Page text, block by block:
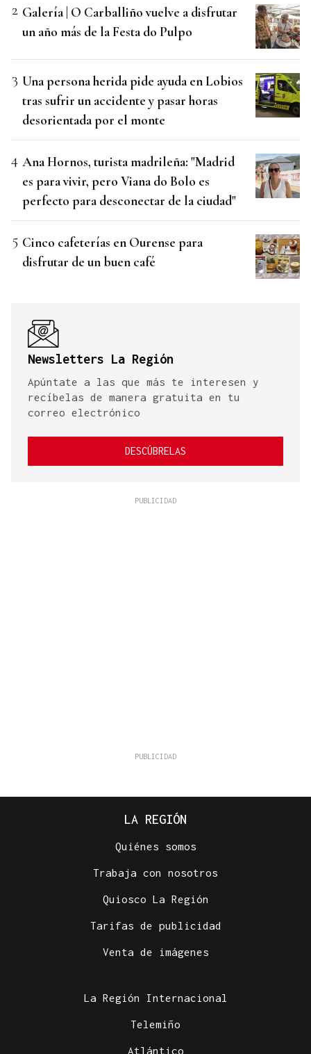
Galería | O Carballiño vuelve a disfrutar
un año más de la Festa do Pulpo
Una persona herida pide ayuda en Lobios
tras sufrir un accidente y pasar horas
desorientada por el monte
Ana Hornos, turista madrileña: "Madrid
es para vivir, pero Viana do Bolo es
perfecto para desconectar de la ciudad"
Cinco cafeterías en Ourense para
disfrutar de un buen café
Newsletters La Región
Apúntate a las que más te interesen y
recíbelas de manera gratuita en tu
correo electrónico
DESCÚBRELAS
LA REGIÓN
Quiénes somos
Trabaja con nosotros
Quiosco La Región
Tarifas de publicidad
Venta de imágenes
La Región Internacional
Telemiño
Atlántico